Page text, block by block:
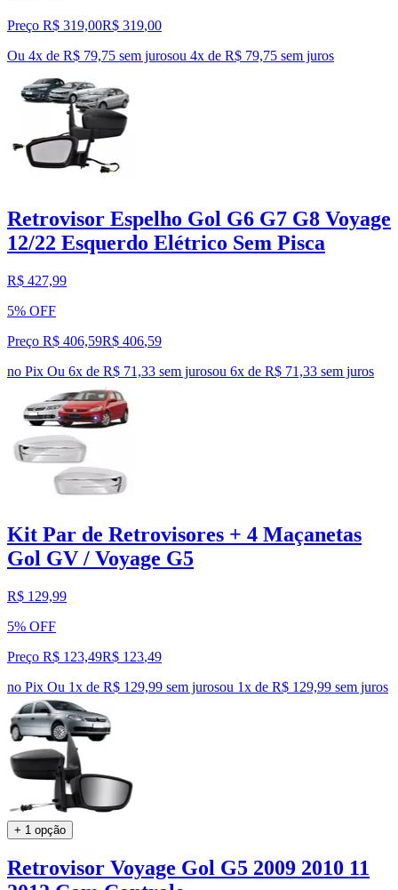
Preço R$ 319,00R$ 319,00
Ou 4x de R$ 79,75 sem jurosou 4x de R$ 79,75 sem juros
Retrovisor Espelho Gol G6 G7 G8 Voyage
12/22 Esquerdo Elétrico Sem Pisca
R$ 427,99
5% OFF
Preço R$ 406,59R$ 406,59
no Pix Ou 6x de R$ 71,33 sem jurosou 6x de R$ 71,33 sem juros
Kit Par de Retrovisores + 4 Maçanetas
Gol GV / Voyage G5
R$ 129,99
5% OFF
Preço R$ 123,49R$ 123,49
no Pix Ou 1x de R$ 129,99 sem jurosou 1x de R$ 129,99 sem juros
+ 1 opção
Retrovisor Voyage Gol G5 2009 2010 11